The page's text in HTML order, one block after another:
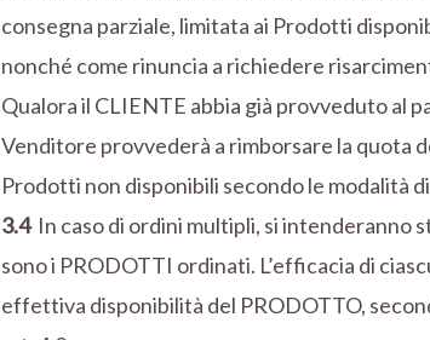
consegna parziale, limitata ai Prodotti
nonché come rinuncia a richiedere
Qualora il CLIENTE abbia già provveduto al
Venditore provvederà a rimborsare la quota
Prodotti non disponibili secondo le modalità
3.4 In caso di ordini multipli, si
sono i PRODOTTI ordinati. L’efficacia di
effettiva disponibilità del PRODOTTO,